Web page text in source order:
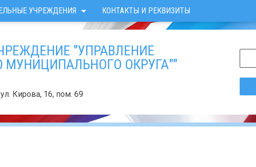
УЧРЕЖДЕНИЯ КОНТАКТЫ И РЕКВИЗИТЫ
"УПРАВЛЕНИЕ
МУНИЦИПАЛЬНОГО ОКРУГА""
Кирова, 16, пом. 69